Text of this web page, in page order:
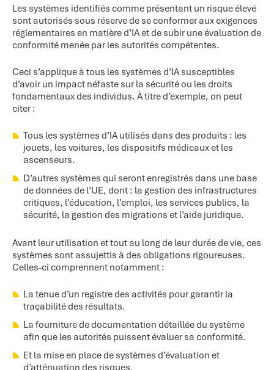
Les systèmes identifiés comme présentant un risque élevé
sont autorisés sous réserve de se conformer aux exigences
réglementaires en matière d’IA et de subir une évaluation de
conformité menée par les autorités compétentes.
Ceci s’applique à tous les systèmes d’IA susceptibles
d’avoir un impact néfaste sur la sécurité ou les droits
fondamentaux des individus. À titre d’exemple, on peut
citer :
Tous les systèmes d’IA utilisés dans des produits : les
jouets, les voitures, les dispositifs médicaux et les
ascenseurs.
D’autres systèmes qui seront enregistrés dans une base
de données de l’UE, dont : la gestion des infrastructures
critiques, l’éducation, l’emploi, les services publics, la
sécurité, la gestion des migrations et l’aide juridique.
Avant leur utilisation et tout au long de leur durée de vie, ces
systèmes sont assujettis à des obligations rigoureuses.
Celles-ci comprennent notamment :
La tenue d’un registre des activités pour garantir la
traçabilité des résultats.
La fourniture de documentation détaillée du système
afin que les autorités puissent évaluer sa conformité.
Et la mise en place de systèmes d’évaluation et
d’atténuation des risques.